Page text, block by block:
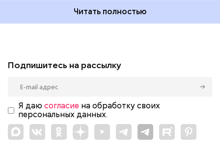
Читать полностью
Подпишитесь на рассылку
Я даю согласие на обработку своих
персональных данных.